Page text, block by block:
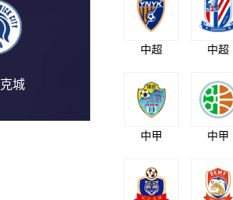
城
中超 中超
中甲 中甲